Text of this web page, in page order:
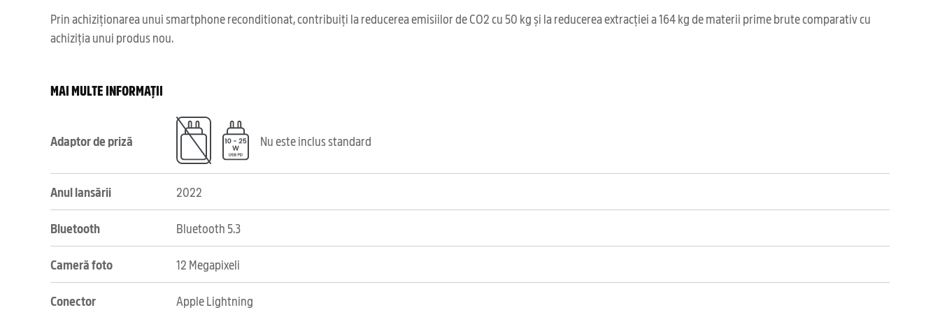
Prin achiziționarea unui smartphone reconditionat, contribuiți la reducerea emisiilor de CO2 cu 50 kg și la reducerea extracției a 164 kg de materii prime brute comparativ cu
achiziția unui produs nou.
MAI MULTE INFORMAȚII
Adaptor de priză Nu este inclus standard
Anul lansării 2022
Bluetooth Bluetooth 5.3
Cameră foto 12 Megapixeli
Conector Apple Lightning